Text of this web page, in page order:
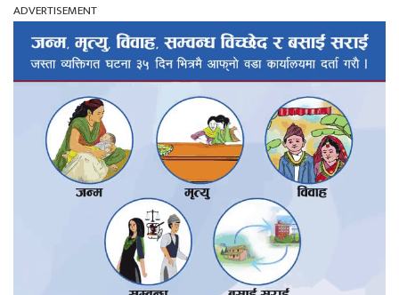
ADVERTISEMENT